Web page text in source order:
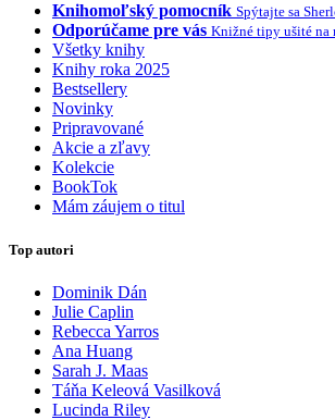
Knihomoľský pomocník Spýtajte sa
Odporúčame pre vás Knižné tipy ušité na
Všetky knihy
Knihy roka 2025
Bestsellery
Novinky
Pripravované
Akcie a zľavy
Kolekcie
BookTok
Mám záujem o titul
Top autori
Dominik Dán
Julie Caplin
Rebecca Yarros
Ana Huang
Sarah J. Maas
Táňa Keleová Vasilková
Lucinda Riley